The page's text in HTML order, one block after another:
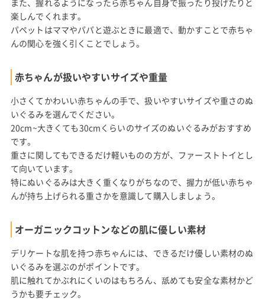
また、握れるようになったら赤ちゃん自身で振ったり投げたりと
楽しんでくれます。
パペットはママやパパと遊ぶときに最適で、動かすことで赤ちゃ
んの関心を強く引くことでしょう。
赤ちゃんが扱いやすいサイズや重量
小さくてかわいい赤ちゃんの手で、扱いやすいサイズや重さのぬ
いぐるみを選んでください。
20cm~大きくても30cmくらいのサイズのぬいぐるみがおすすめ
です。
重さに関してもできるだけ軽いものの方が、ファーストトイとし
て向いています。
特にぬいぐるみは大きく重くなりがちなので、握力が低い赤ちゃ
んが持ち上げられる重さかを意識して購入しましょう。
オーガニックコットンなどの肌に優しい素材
デリケートな肌を持つ赤ちゃんには、できるだけ優しい素材のぬ
いぐるみを選ぶのがポイントです。
肌に触れてかぶれにくいのはもちろん、舐めても安全な素材かど
うかも要チェック。